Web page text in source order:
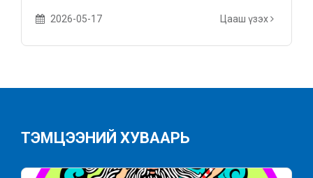
2026-05-17 Цааш үзэх
ТЭМЦЭЭНИЙ ХУВААРЬ